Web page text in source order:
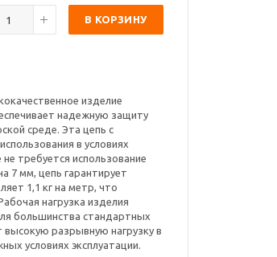
В КОРЗИНУ
изделие
надежную защиту
среде. Эта цепь с
в условиях
требуется использование
7 мм, цепь гарантирует
1,1 кг на метр, что
нагрузка изделия
большинства стандартных
разрывную нагрузку в
условиях эксплуатации.